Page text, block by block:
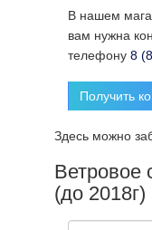
В нашем
вам нужна
телефону 8
Получить
Здесь можно
(до 2018г)